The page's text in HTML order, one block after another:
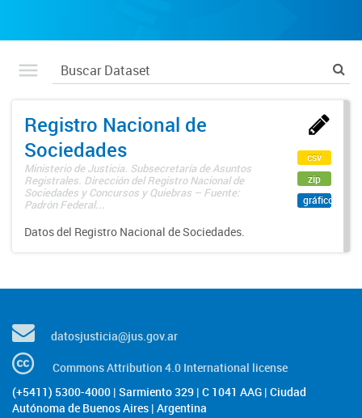
Registro Nacional de
Sociedades
Ministerio de Justicia. Subsecretaría de Asuntos
Registrales. Dirección del Registro Nacional de
Sociedades y Concursos y Quiebras – Fuente:
Padrón Federal...
Datos del Registro Nacional de Sociedades.
csv
zip
gráfico
datosjusticia@jus.gov.ar
Commons Attribution 4.0 International license
(+5411) 5300-4000 | Sarmiento 329 | C 1041 AAG | Ciudad
Autónoma de Buenos Aires | Argentina